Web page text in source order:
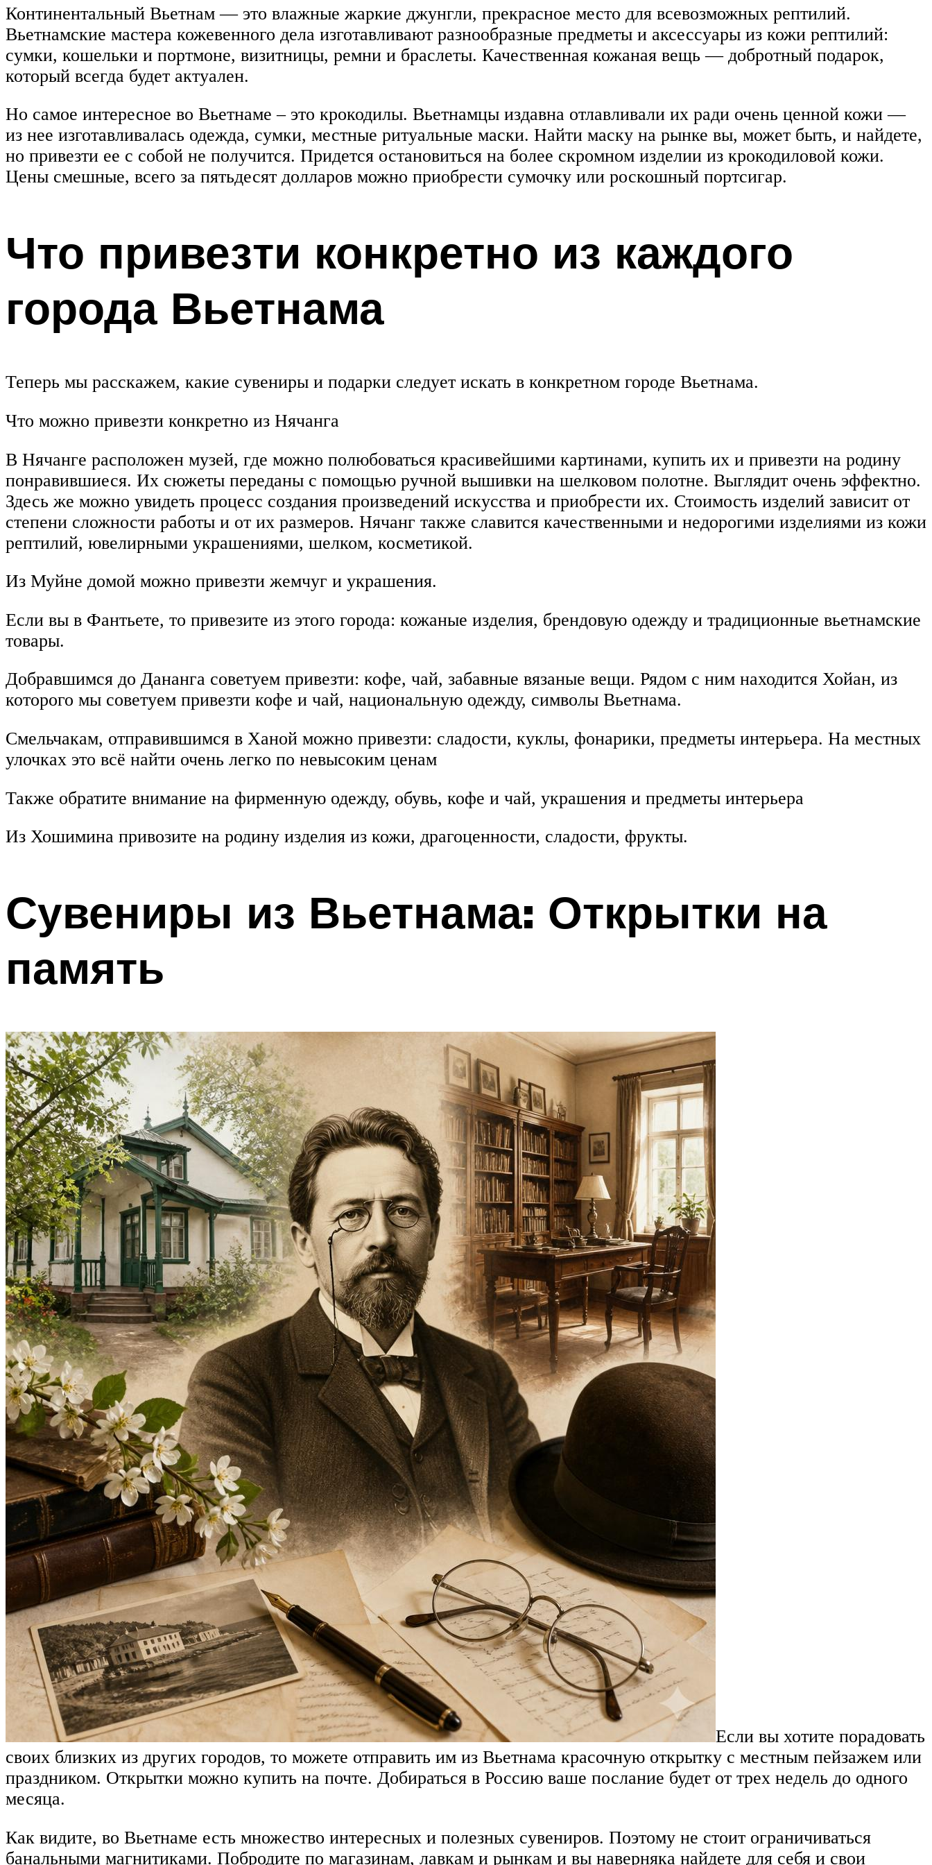
Континентальный Вьетнам — это влажные жаркие джунгли, прекрасное место для всевозможных рептилий.
Вьетнамские мастера кожевенного дела изготавливают разнообразные предметы и аксессуары из кожи рептилий:
сумки, кошельки и портмоне, визитницы, ремни и браслеты. Качественная кожаная вещь — добротный подарок,
который всегда будет актуален.
Но самое интересное во Вьетнаме – это крокодилы. Вьетнамцы издавна отлавливали их ради очень ценной кожи —
из нее изготавливалась одежда, сумки, местные ритуальные маски. Найти маску на рынке вы, может быть, и найдете,
но привезти ее с собой не получится. Придется остановиться на более скромном изделии из крокодиловой кожи.
Цены смешные, всего за пятьдесят долларов можно приобрести сумочку или роскошный портсигар.
Что привезти конкретно из каждого
города Вьетнама
Теперь мы расскажем, какие сувениры и подарки следует искать в конкретном городе Вьетнама.
Что можно привезти конкретно из Нячанга
В Нячанге расположен музей, где можно полюбоваться красивейшими картинами, купить их и привезти на родину
понравившиеся. Их сюжеты переданы с помощью ручной вышивки на шелковом полотне. Выглядит очень эффектно.
Здесь же можно увидеть процесс создания произведений искусства и приобрести их. Стоимость изделий зависит от
степени сложности работы и от их размеров. Нячанг также славится качественными и недорогими изделиями из кожи
рептилий, ювелирными украшениями, шелком, косметикой.
Из Муйне домой можно привезти жемчуг и украшения.
Если вы в Фантьете, то привезите из этого города: кожаные изделия, брендовую одежду и традиционные вьетнамские
товары.
Добравшимся до Дананга советуем привезти: кофе, чай, забавные вязаные вещи. Рядом с ним находится Хойан, из
которого мы советуем привезти кофе и чай, национальную одежду, символы Вьетнама.
Смельчакам, отправившимся в Ханой можно привезти: сладости, куклы, фонарики, предметы интерьера. На местных
улочках это всё найти очень легко по невысоким ценам
Также обратите внимание на фирменную одежду, обувь, кофе и чай, украшения и предметы интерьера
Из Хошимина привозите на родину изделия из кожи, драгоценности, сладости, фрукты.
Сувениры из Вьетнама: Открытки на
память
Если вы хотите порадовать
своих близких из других городов, то можете отправить им из Вьетнама красочную открытку с местным пейзажем или
праздником. Открытки можно купить на почте. Добираться в Россию ваше послание будет от трех недель до одного
месяца.
Как видите, во Вьетнаме есть множество интересных и полезных сувениров. Поэтому не стоит ограничиваться
банальными магнитиками. Побродите по магазинам, лавкам и рынкам и вы наверняка найдете для себя и свои